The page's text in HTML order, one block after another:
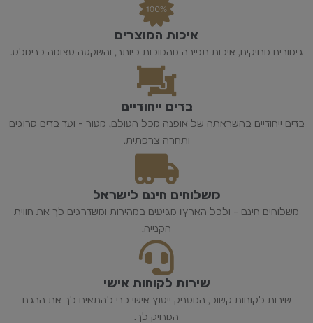
איכות המוצרים
גימורים מדויקים, איכות תפירה מהטובות ביותר, והשקעה עצומה בדיטלס.
בדים ייחודיים
בדים ייחודיים בהשראתה של אופנה מכל העולם, מעור - ועד בדים סרוגים
ותחרה צרפתית.
משלוחים חינם לישראל
משלוחים חינם - ולכל הארץ! מגיעים במהירות ומשדרגים לך את חווית
הקנייה.
שירות לקוחות אישי
שירות לקוחות קשוב, המעניק ייעוץ אישי כדי להתאים לך את הדגם
המדויק לך.